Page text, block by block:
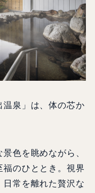
温泉」は、体の芯か
色を眺めながら、
のひととき。視界
常を離れた贅沢な